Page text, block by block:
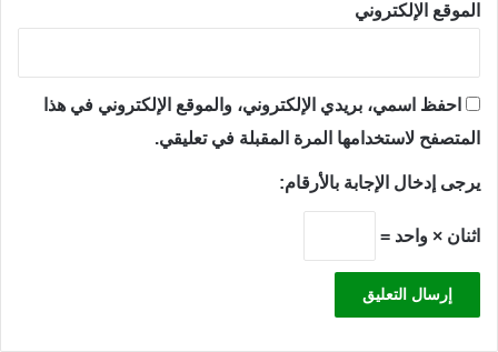
الموقع الإلكتروني
احفظ اسمي، بريدي الإلكتروني، والموقع الإلكتروني في هذا
المتصفح لاستخدامها المرة المقبلة في تعليقي.
يرجى إدخال الإجابة بالأرقام:
اثنان × واحد =